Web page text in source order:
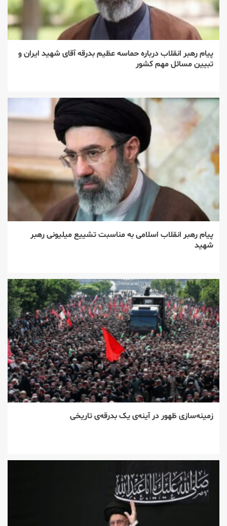
پیام رهبر انقلاب درباره حماسه عظیم بدرقه آقای شهید ایران و
تبیین مسائل مهم کشور
پیام رهبر انقلاب اسلامی به مناسبت تشییع میلیونی رهبر
شهید
زمینه‌سازی ظهور در آینه‌ی یک بدرقه‌ی تاریخی